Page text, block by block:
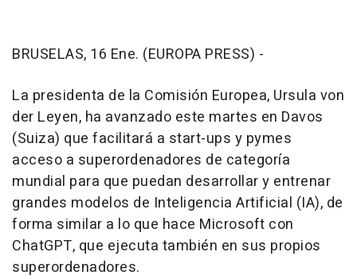
BRUSELAS, 16 Ene. (EUROPA PRESS) -
La presidenta de la Comisión Europea, Ursula von
der Leyen, ha avanzado este martes en Davos
(Suiza) que facilitará a start-ups y pymes
acceso a superordenadores de categoría
mundial para que puedan desarrollar y entrenar
grandes modelos de Inteligencia Artificial (IA), de
forma similar a lo que hace Microsoft con
ChatGPT, que ejecuta también en sus propios
superordenadores.